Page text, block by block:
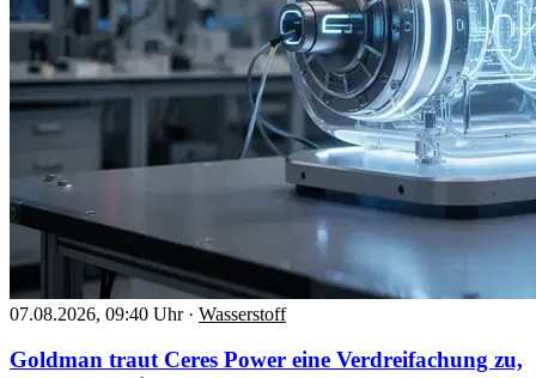
07.08.2026, 09:40 Uhr · Wasserstoff
Goldman traut Ceres Power eine Verdreifachung zu,